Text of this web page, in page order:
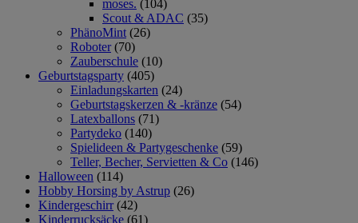
moses. (104)
Scout & ADAC (35)
PhänoMint (26)
Roboter (70)
Zauberschule (10)
Geburtstagsparty (405)
Einladungskarten (24)
Geburtstagskerzen & -kränze (54)
Latexballons (71)
Partydeko (140)
Spielideen & Partygeschenke (59)
Teller, Becher, Servietten & Co (146)
Halloween (114)
Hobby Horsing by Astrup (26)
Kindergeschirr (42)
Kinderrucksäcke (61)